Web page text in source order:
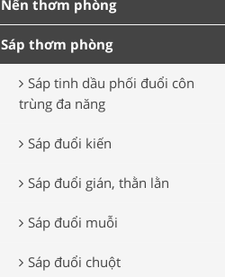
Nến thơm phòng
Sáp thơm phòng
Sáp tinh dầu phối đuổi côn
trùng đa năng
Sáp đuổi kiến
Sáp đuổi gián, thằn lằn
Sáp đuổi muỗi
Sáp đuổi chuột